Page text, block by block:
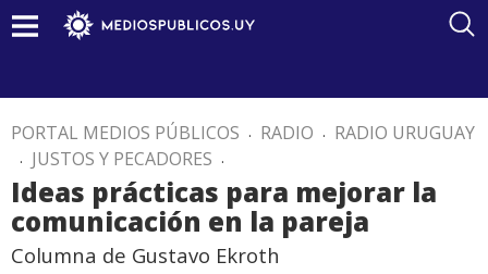
PORTAL MEDIOS PÚBLICOS . RADIO . RADIO URUGUAY
. JUSTOS Y PECADORES .
Ideas prácticas para mejorar la
comunicación en la pareja
Columna de Gustavo Ekroth